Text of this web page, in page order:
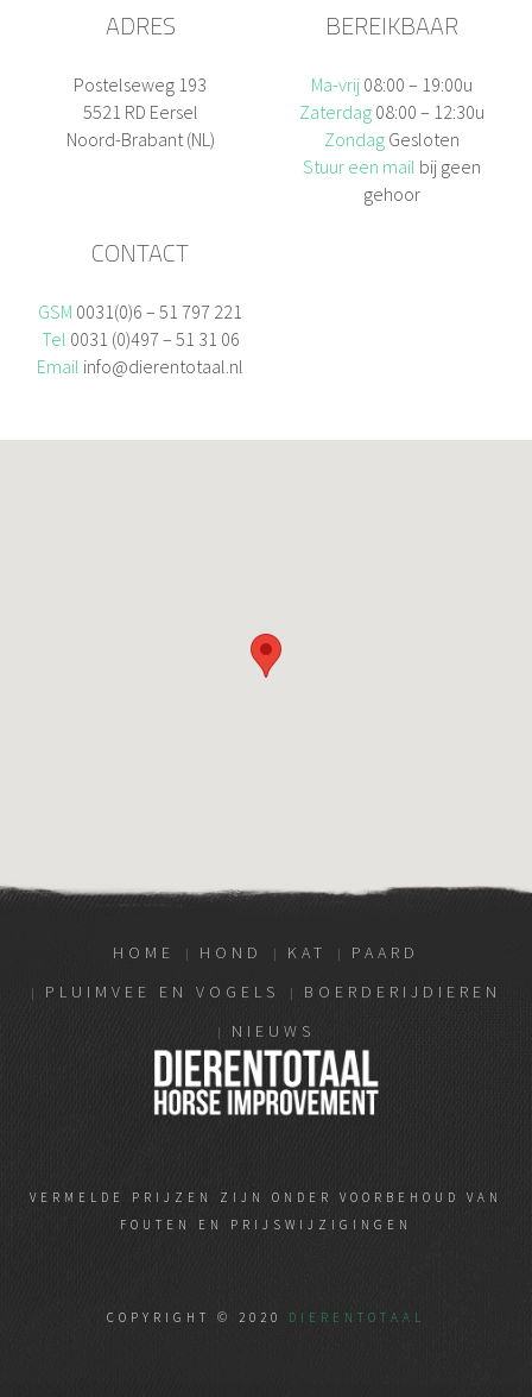
ADRES
Postelseweg 193
5521 RD Eersel
Noord-Brabant (NL)
BEREIKBAAR
Ma-vrij 08:00 – 19:00u
Zaterdag 08:00 – 12:30u
Zondag Gesloten
Stuur een mail bij geen
gehoor
CONTACT
GSM 0031(0)6 – 51 797 221
Tel 0031 (0)497 – 51 31 06
Email info@dierentotaal.nl
HOME HOND KAT
PAARD
PLUIMVEE EN VOGELS
BOERDERIJDIEREN
NIEUWS
VERMELDE PRIJZEN ZIJN ONDER VOORBEHOUD VAN
FOUTEN EN PRIJSWIJZIGINGEN
COPYRIGHT © 2020 DIERENTOTAAL